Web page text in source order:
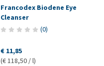
Francodex Biodene Eye
Cleanser
(0)
€ 11,85
(€ 118,50 / l)